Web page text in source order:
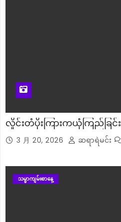
လှိုင်းတံပိုးကြားကယုံကြည်ခြင်း
3 月 20, 2026 ဆရာရဲမင်း
သမ္မာကျမ်းစာနေ့